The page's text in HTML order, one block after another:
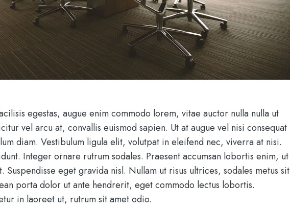
egestas, augue enim commodo lorem, vitae auctor nulla nulla ut
vel arcu at, convallis euismod sapien. Ut at augue vel nisi consequat
diam. Vestibulum ligula elit, volutpat in eleifend nec, viverra at nisi.
Integer ornare rutrum sodales. Praesent accumsan lobortis enim, ut
Suspendisse eget gravida nisl. Nullam ut risus ultrices, sodales metus sit
porta dolor ut ante hendrerit, eget commodo lectus lobortis.
in laoreet ut, rutrum sit amet odio.